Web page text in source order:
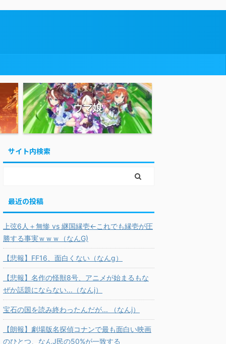
ウマ娘
サイト内検索
最近の投稿
上弦6人＋無惨 vs 継国縁壱←これでも縁壱が圧
勝する事実ｗｗｗ（なんG)
【悲報】FF16、面白くない（なんg）
【悲報】名作の怪獣8号、アニメが始まるもな
ぜか話題にならない...（なんj）
宝石の国を読み終わったんだが... （なんj）
【朗報】劇場版名探偵コナンで最も面白い映画
のひとつ、なんJ民の50%が一致する